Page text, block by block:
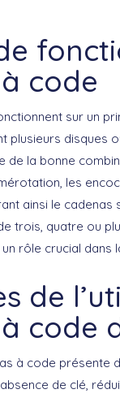
code
sur un
plusieurs disques
de la bonne
les
ainsi le cadenas
trois, quatre ou
rôle crucial
de
code
à code
absence de clé,